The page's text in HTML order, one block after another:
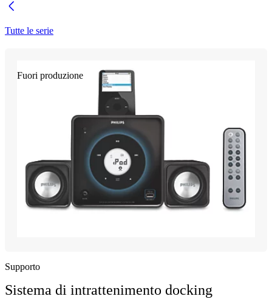
Tutte le serie
Fuori produzione
Supporto
Sistema di intrattenimento docking